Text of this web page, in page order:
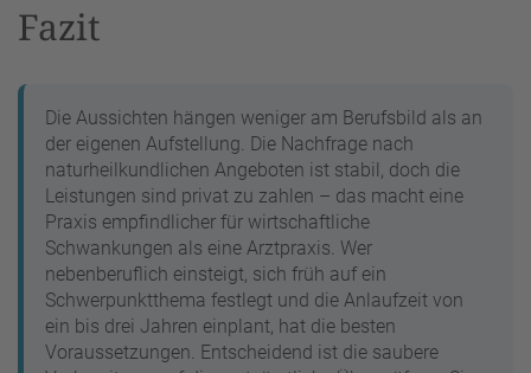
Fazit
Die Aussichten hängen weniger am Berufsbild als an
der eigenen Aufstellung. Die Nachfrage nach
naturheilkundlichen Angeboten ist stabil, doch die
Leistungen sind privat zu zahlen – das macht eine
Praxis empfindlicher für wirtschaftliche
Schwankungen als eine Arztpraxis. Wer
nebenberuflich einsteigt, sich früh auf ein
Schwerpunktthema festlegt und die Anlaufzeit von
ein bis drei Jahren einplant, hat die besten
Voraussetzungen. Entscheidend ist die saubere